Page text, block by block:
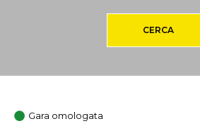
CERCA
Gara omologata